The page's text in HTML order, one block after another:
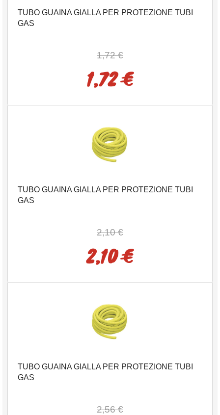
TUBO GUAINA GIALLA PER PROTEZIONE TUBI
GAS
1,72 €
1,72 €
TUBO GUAINA GIALLA PER PROTEZIONE TUBI
GAS
2,10 €
2,10 €
TUBO GUAINA GIALLA PER PROTEZIONE TUBI
GAS
2,56 €